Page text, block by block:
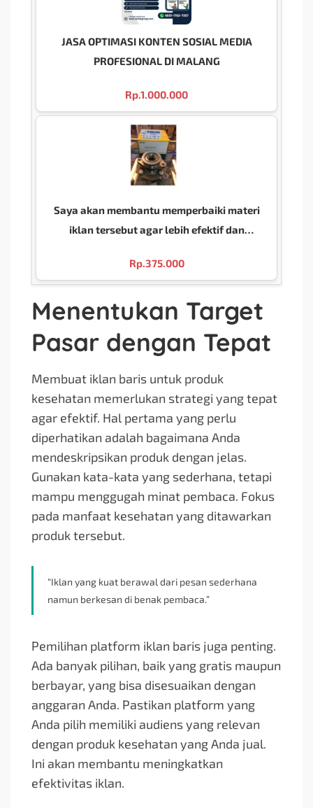
JASA OPTIMASI KONTEN SOSIAL MEDIA
PROFESIONAL DI MALANG
Rp.1.000.000
Saya akan membantu memperbaiki materi
iklan tersebut agar lebih efektif dan
Rp.375.000
Menentukan Target
Pasar dengan Tepat
Membuat iklan baris untuk produk
kesehatan memerlukan strategi yang tepat
agar efektif. Hal pertama yang perlu
diperhatikan adalah bagaimana Anda
mendeskripsikan produk dengan jelas.
Gunakan kata-kata yang sederhana, tetapi
mampu menggugah minat pembaca. Fokus
pada manfaat kesehatan yang ditawarkan
produk tersebut.
“Iklan yang kuat berawal dari pesan sederhana
namun berkesan di benak pembaca.”
Pemilihan platform iklan baris juga penting.
Ada banyak pilihan, baik yang gratis maupun
berbayar, yang bisa disesuaikan dengan
anggaran Anda. Pastikan platform yang
Anda pilih memiliki audiens yang relevan
dengan produk kesehatan yang Anda jual.
Ini akan membantu meningkatkan
efektivitas iklan.